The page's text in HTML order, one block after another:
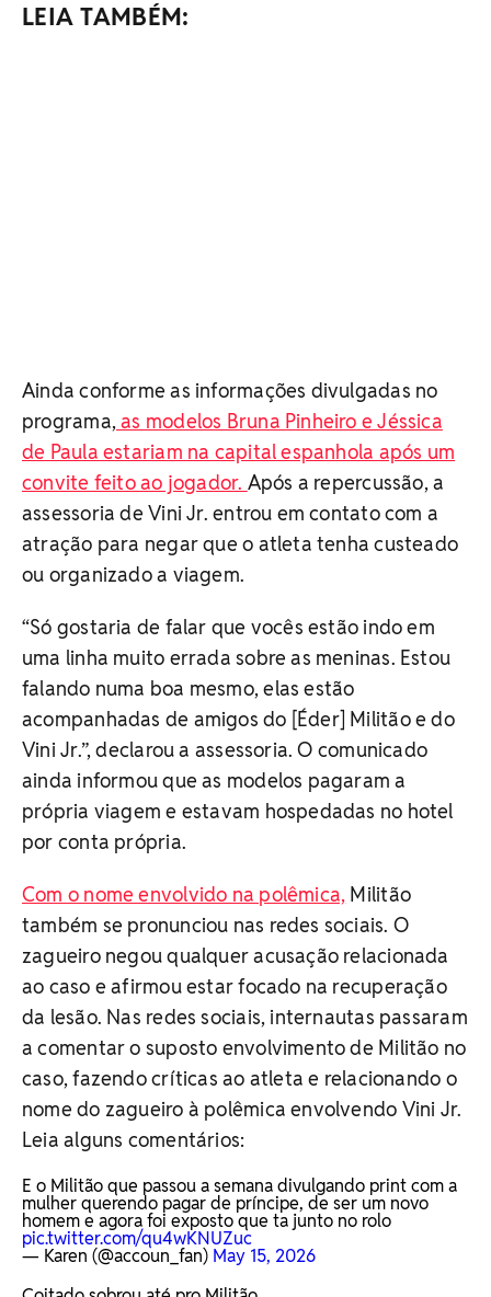
LEIA TAMBÉM:
Ainda conforme as informações divulgadas no
programa,as modelos Bruna Pinheiro e Jéssica
de Paula estariam na capital espanhola após um
convite feito ao jogador. Após a repercussão, a
assessoria de Vini Jr. entrou em contato com a
atração para negar que o atleta tenha custeado
ou organizado a viagem.
“Só gostaria de falar que vocês estão indo em
uma linha muito errada sobre as meninas. Estou
falando numa boa mesmo, elas estão
acompanhadas de amigos do [Éder] Militão e do
Vini Jr.”, declarou a assessoria. O comunicado
ainda informou que as modelos pagaram a
própria viagem e estavam hospedadas no hotel
por conta própria.
Com o nome envolvido na polêmica, Militão
também se pronunciou nas redes sociais. O
zagueiro negou qualquer acusação relacionada
ao caso e afirmou estar focado na recuperação
da lesão. Nas redes sociais, internautas passaram
a comentar o suposto envolvimento de Militão no
caso, fazendo críticas ao atleta e relacionando o
nome do zagueiro à polêmica envolvendo Vini Jr.
Leia alguns comentários:
E o Militão que passou a semana divulgando print com a
mulher querendo pagar de príncipe, de ser um novo
homem e agora foi exposto que ta junto no rolo
pic.twitter.com/qu4wKNUZuc
— Karen (@accoun_fan) May 15, 2026